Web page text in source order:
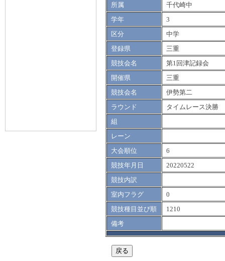
所属
千代崎中
学年
3
区分
中学
登録県
三重
競技会名
第1回津記録会
開催県
三重
競技会名
伊勢第二
ラウンド
タイムレース決勝
組
レーン
大会順位
6
競技年月日
20220522
競技内訳
室内フラグ
0
競技種目並び順
1210
備考